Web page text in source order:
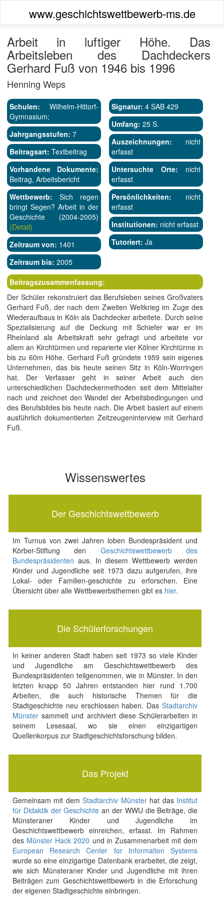
www.geschichtswettbewerb-ms.de
Arbeit in luftiger Höhe. Das
Arbeitsleben des Dachdeckers
Gerhard Fuß von 1946 bis 1996
Henning Weps
Schulen: Wilhelm-Hittorf-
Gymnasium;
Jahrgangsstufen: 7
Beitragsart: Textbeitrag
Vorhandene Dokumente:
Beitrag, Arbeitsbericht
Wettbewerb: Sich regen
bringt Segen? Arbeit in der
Geschichte (2004-2005)
(Detail)
Zeitraum von: 1401
Zeitraum bis: 2005
Signatur: 4 SAB 429
Umfang: 25 S.
Auszeichnungen: nicht
erfasst
Untersuchte Orte: nicht
erfasst
Persönlichkeiten: nicht
erfasst
Institutionen: nicht erfasst
Tutoriert: Ja
Beitragszusammenfassung:
Der Schüler rekonstruiert das Berufsleben seines Großvaters
Gerhard Fuß, der nach dem Zweiten Weltkrieg im Zuge des
Wiederaufbaus in Köln als Dachdecker arbeitete. Durch seine
Spezialisierung auf die Deckung mit Schiefer war er im
Rheinland als Arbeitskraft sehr gefragt und arbeitete vor
allem an Kirchtürmen und reparierte vier Kölner Kirchtürme in
bis zu 60m Höhe. Gerhard Fuß gründete 1959 sein eigenes
Unternehmen, das bis heute seinen Sitz in Köln-Worringen
hat. Der Verfasser geht in seiner Arbeit auch den
unterschiedlichen Dachdeckermethoden seit dem Mittelalter
nach und zeichnet den Wandel der Arbeitsbedingungen und
des Berufsbildes bis heute nach. Die Arbeit basiert auf einem
ausführlich dokumentierten Zeitzeugeninterview mit Gerhard
Fuß.
Wissenswertes
Der Geschichtswettbewerb
Im Turnus von zwei Jahren loben Bundespräsident und
Körber-Stiftung den Geschichtswettbewerb des
Bundespräsidenten aus. In diesem Wettbewerb werden
Kinder und Jugendliche seit 1973 dazu aufgerufen, ihre
Lokal- oder Familien-geschichte zu erforschen. Eine
Übersicht über alle Wettbewerbsthemen gibt es hier.
Die Schülerforschungen
In keiner anderen Stadt haben seit 1973 so viele Kinder
und Jugendliche am Geschichtswettbewerb des
Bundespräsidenten teilgenommen, wie in Münster. In den
letzten knapp 50 Jahren entstanden hier rund 1.700
Arbeiten, die auch historische Themen für die
Stadtgeschichte neu erschlossen haben. DasStadtarchiv
Münstersammelt und archiviert diese Schülerarbeiten in
seinem Lesesaal, wo sie einen einzigartigen
Quellenkorpus zur Stadtgeschichtsforschung bilden.
Das Projekt
Gemeinsam mit demStadtarchiv Münsterhat das Institut
für Didaktik der Geschichte an der WWU die Beiträge, die
Münsteraner Kinder und Jugendliche im
Geschichtswettbewerb einreichen, erfasst. Im Rahmen
des Münster Hack 2020 und in Zusammenarbeit mit dem
European Research Center for Information Systems
wurde so eine einzigartige Datenbank erarbeitet, die zeigt,
wie sich Münsteraner Kinder und Jugendliche mit ihren
Beiträgen zum Geschichtswettbewerb in die Erforschung
der eigenen Stadtgeschichte einbringen.